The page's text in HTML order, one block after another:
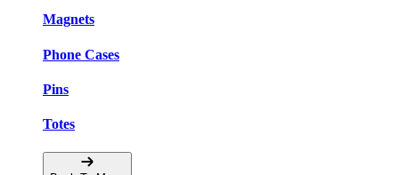
Magnets
Phone Cases
Pins
Totes